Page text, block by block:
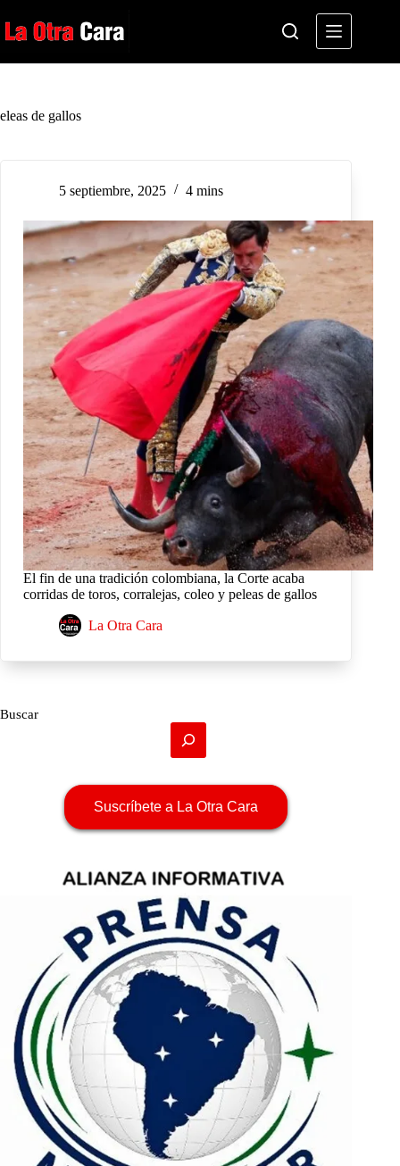
al
contenido
eleas de gallos
5 septiembre, 2025 4 mins
El fin de una tradición colombiana, la Corte acaba
corridas de toros, corralejas, coleo y peleas de gallos
La Otra Cara
Buscar
Suscríbete a La Otra Cara